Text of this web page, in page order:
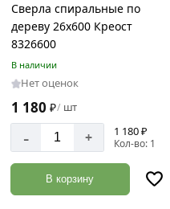
Сверла спиральные по
дереву 26х600 Креост
8326600
В наличии
Нет оценок
1 180 ₽/ шт
- + 1 180 ₽
Кол-во: 1
В корзину